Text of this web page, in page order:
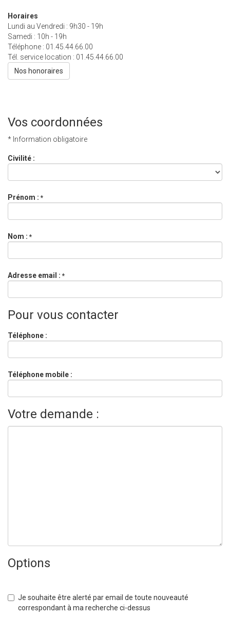
Horaires
Lundi au Vendredi : 9h30 - 19h
Samedi : 10h - 19h
Téléphone : 01.45.44.66.00
Tél. service location : 01.45.44.66.00
Nos honoraires
Vos coordonnées
* Information obligatoire
Civilité :
Prénom : *
Nom : *
Adresse email : *
Pour vous contacter
Téléphone :
Téléphone mobile :
Votre demande :
Options
Je souhaite être alerté par email de toute nouveauté
correspondant à ma recherche ci-dessus